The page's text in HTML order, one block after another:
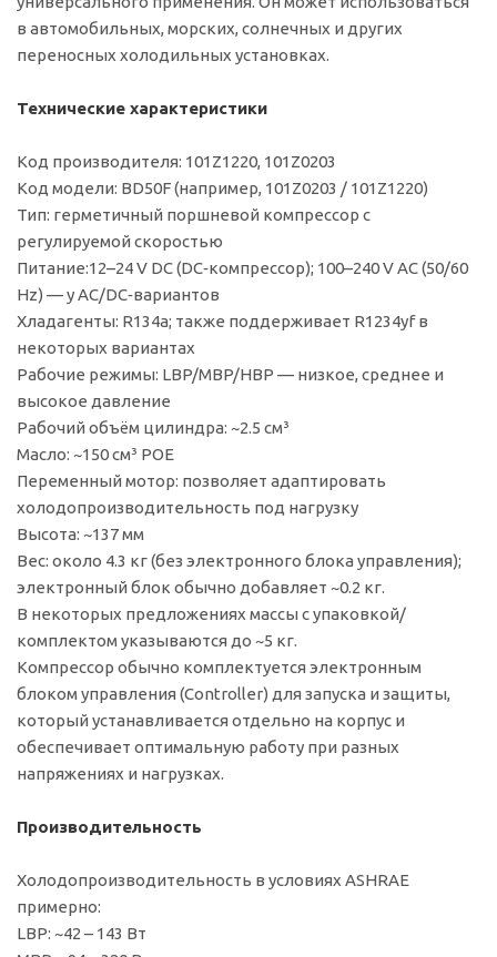
в автомобильных, морских, солнечных и других
переносных холодильных установках.
Технические характеристики
Код производителя: 101Z1220, 101Z0203
Код модели: BD50F (например, 101Z0203 / 101Z1220)
Тип: герметичный поршневой компрессор с
регулируемой скоростью
Питание:12–24 V DC (DC‑компрессор); 100–240 V AC (50/60
Hz) — у AC/DC‑вариантов
Хладагенты: R134a; также поддерживает R1234yf в
некоторых вариантах
Рабочие режимы: LBP/MBP/HBP — низкое, среднее и
высокое давление
Рабочий объём цилиндра: ~2.5 см³
Масло: ~150 см³ POE
Переменный мотор: позволяет адаптировать
холодопроизводительность под нагрузку
Высота: ~137 мм
Вес: около 4.3 кг (без электронного блока управления);
электронный блок обычно добавляет ~0.2 кг.
В некоторых предложениях массы с упаковкой/
комплектом указываются до ~5 кг.
Компрессор обычно комплектуется электронным
блоком управления (Controller) для запуска и защиты,
который устанавливается отдельно на корпус и
обеспечивает оптимальную работу при разных
напряжениях и нагрузках.
Производительность
Холодопроизводительность в условиях ASHRAE
примерно:
LBP: ~42 – 143 Вт